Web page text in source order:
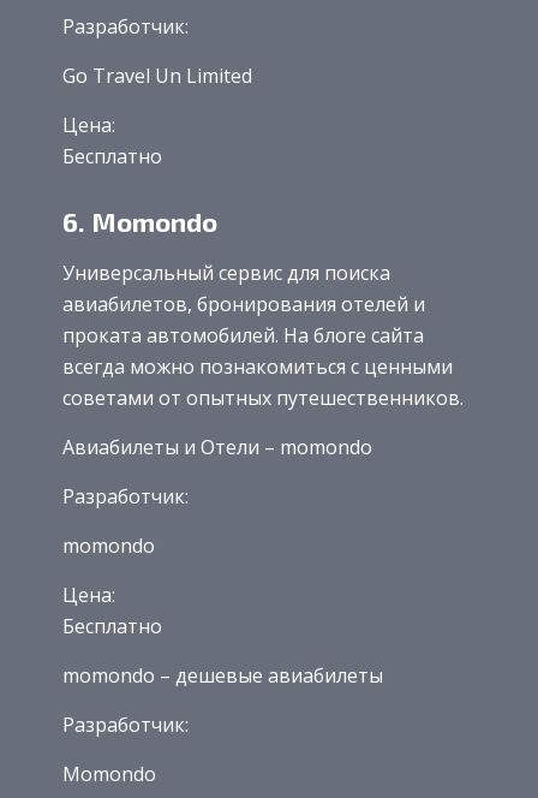
Разработчик:
Go Travel Un Limited
Цена:
Бесплатно
6. Momondo
Универсальный сервис для поиска
авиабилетов, бронирования отелей и
проката автомобилей. На блоге сайта
всегда можно познакомиться с ценными
советами от опытных путешественников.
Авиабилеты и Отели – momondo
Разработчик:
momondo
Цена:
Бесплатно
momondo – дешевые авиабилеты
Разработчик:
Momondo